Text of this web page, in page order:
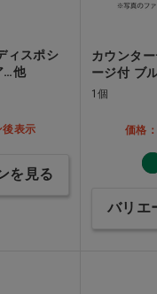
ィスポシ
…他
後表示
を見る
カウンタ
ージ付 ブ
1個
価格
バリエ